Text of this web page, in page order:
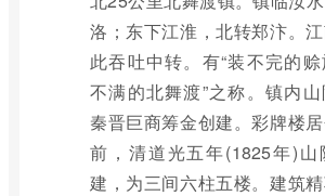
洛；东下江淮，北转郑汴。
此吞吐中转。有“装不完的
不满的北舞渡”之称。镇内
秦晋巨商筹金创建。彩牌楼
前，清道光五年(1825年)山
建，为三间六柱五楼。建筑精